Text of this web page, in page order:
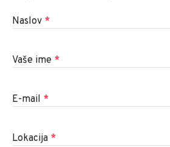
Naslov *
Vaše ime *
E-mail *
Lokacija *